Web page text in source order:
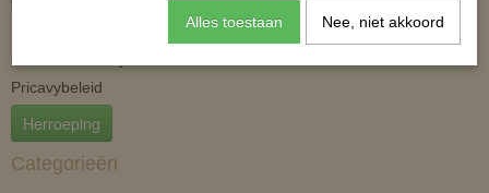
Pricavybeleid
Herroeping
Categorieën
Alles toestaan Nee, niet akkoord